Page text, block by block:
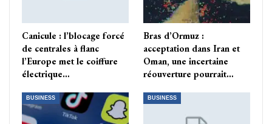
Canicule : l’blocage forcé
de centrales à flanc
l’Europe met le coiffure
électrique…
Bras d’Ormuz :
acceptation dans Iran et
Oman, une incertaine
réouverture pourrait…
BUSINESS BUSINESS